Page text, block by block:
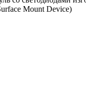
Mount Device)